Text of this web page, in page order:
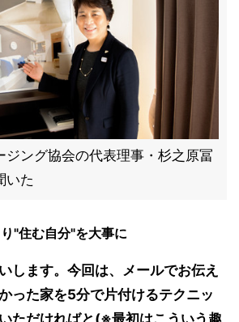
ジング協会の代表理事・杉之原冨
いた
"住む自分"を大事に
ます。今回は、メールでお伝え
った家を5分で片付けるテクニッ
ただければと(※最初はこういう趣